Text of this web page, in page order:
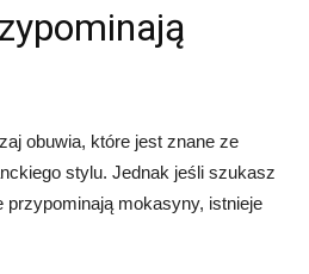
obuwia, które jest znane ze
stylu. Jednak jeśli szukasz
przypominają mokasyny, istnieje